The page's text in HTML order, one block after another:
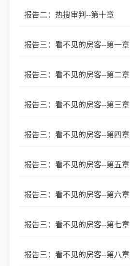
报告二：热搜审判--第十章
报告三：看不见的房客--第一章
报告三：看不见的房客--第二章
报告三：看不见的房客--第三章
报告三：看不见的房客--第四章
报告三：看不见的房客--第五章
报告三：看不见的房客--第六章
报告三：看不见的房客--第七章
报告三：看不见的房客--第八章